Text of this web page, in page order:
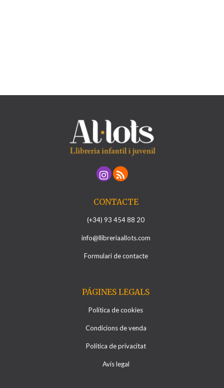
CONTACTE
(+34) 93 454 88 20
info@llibreriaallots.com
Formulari de contacte
PÁGINES LEGALS
Política de cookies
Condicions de venda
Política de privacitat
Avís legal